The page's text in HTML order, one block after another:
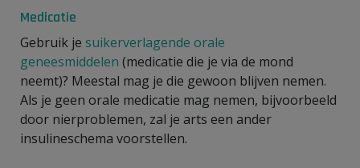
Medicatie
Gebruik je suikerverlagende orale
geneesmiddelen (medicatie die je via de mond
neemt)? Meestal mag je die gewoon blijven nemen.
Als je geen orale medicatie mag nemen, bijvoorbeeld
door nierproblemen, zal je arts een ander
insulineschema voorstellen.